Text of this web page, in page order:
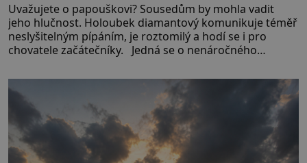
Uvažujete o papouškovi? Sousedům by mohla vadit
jeho hlučnost. Holoubek diamantový komunikuje téměř
neslyšitelným pípáním, je roztomilý a hodí se i pro
chovatele začátečníky. Jedná se o nenáročného
času tráví na zemi, kde sbírá zbytky semínek Jeho
domovinou je prakticky celá Austrálie s výjimkou
pobřežní oblasti.